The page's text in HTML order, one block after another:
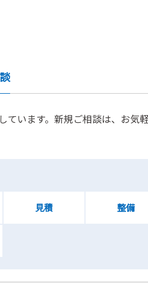
ています。新規ご相談は、お気
見積 整備